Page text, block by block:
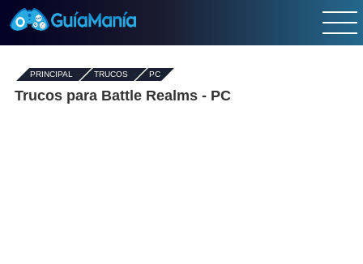
PRINCIPAL - TRUCOS- PC
Trucos para Battle Realms - PC